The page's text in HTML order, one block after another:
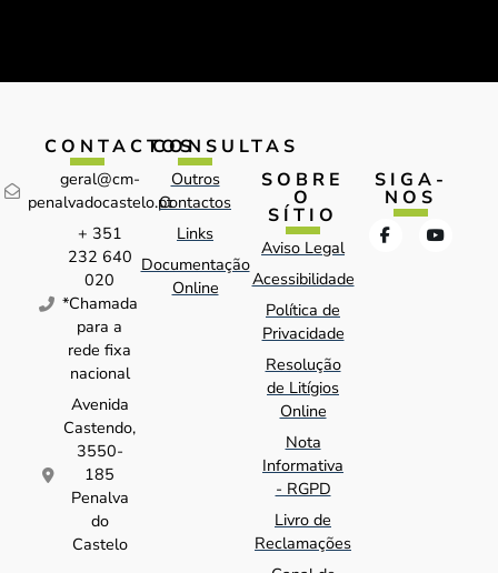
CONTACTOS
geral@cm-
penalvadocastelo.pt
+ 351
232 640
020
*Chamada
para a
rede fixa
nacional
Avenida
Castendo,
3550-
185
Penalva
do
Castelo
CONSULTAS
Outros
Contactos
Links
Documentação
Online
SOBRE
O
SÍTIO
Aviso Legal
Acessibilidade
Política de
Privacidade
Resolução
de Litígios
Online
Nota
Informativa
- RGPD
Livro de
Reclamações
SIGA-
NOS